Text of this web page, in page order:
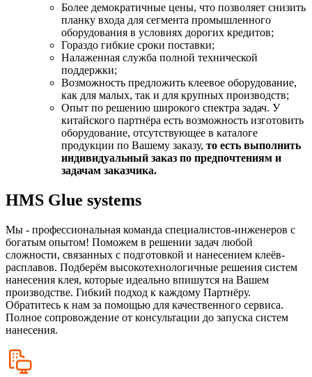
Более демократичные цены, что позволяет снизить
планку входа для сегмента промышленного
оборудования в условиях дорогих кредитов;
Гораздо гибкие сроки поставки;
Налаженная служба полной технической
поддержки;
Возможность предложить клеевое оборудование,
как для малых, так и для крупных производств;
Опыт по решению широкого спектра задач. У
китайского партнёра есть возможность изготовить
оборудование, отсутствующее в каталоге
продукции по Вашему заказу, то есть выполнить
индивидуальный заказ по предпочтениям и
задачам заказчика.
HMS Glue systems
Мы - профессиональная команда специалистов-инженеров с
богатым опытом! Поможем в решении задач любой
сложности, связанных с подготовкой и нанесением клеёв-
расплавов. Подберём высокотехнологичные решения систем
нанесения клея, которые идеально впишутся на Вашем
производстве. Гибкий подход к каждому Партнёру.
Обратитесь к нам за помощью для качественного сервиса.
Полное сопровождение от консультации до запуска систем
нанесения.